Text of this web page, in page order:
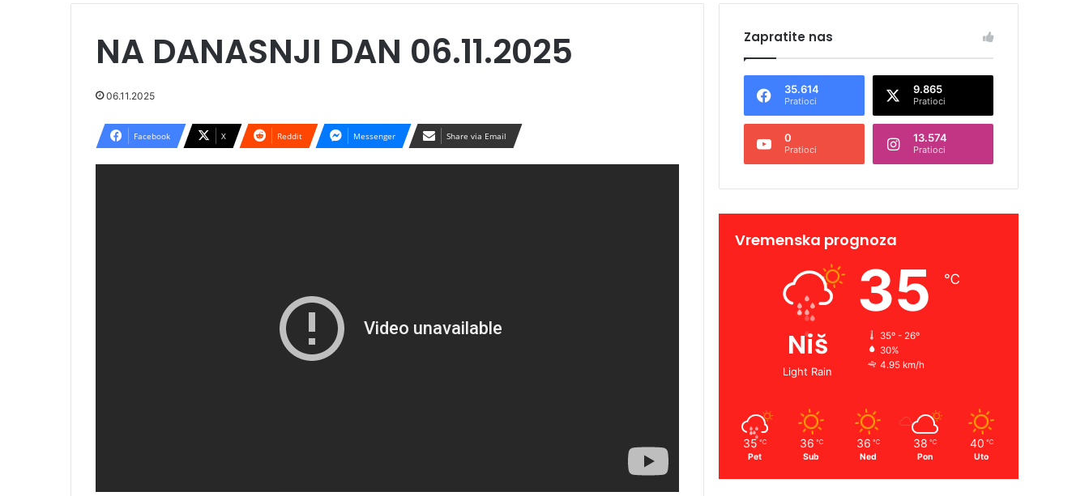
NA DANASNJI DAN 06.11.2025
06.11.2025
Facebook X Reddit Messenger Share via Email
Zapratite nas
35.614
Pratioci
9.865
Pratioci
0
Pratioci
13.574
Pratioci
Vremenska prognoza
Niš
Light Rain
35 ℃
35º - 26º
30%
4.95 km/h
35 ℃
Pet
36 ℃
Sub
36 ℃
Ned
38 ℃
Pon
40 ℃
Uto